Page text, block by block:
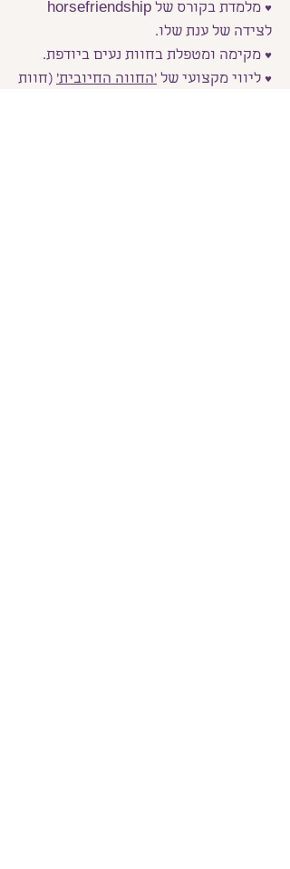
♥ מלמדת בקורס של horsefriendship
לצידה של ענת שלו.
♥ מקימה ומטפלת בחוות נעים ביודפת.
♥ ליווי מקצועי של 'החווההחיובית' (חוות